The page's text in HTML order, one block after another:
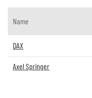
Name
DAX
Axel Springer